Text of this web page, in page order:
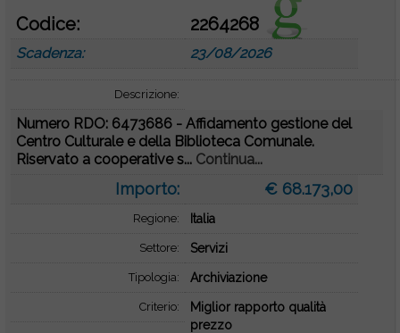
Codice: 2264268
Scadenza: 23/08/2026
Descrizione:
Numero RDO: 6473686 - Affidamento gestione del
Centro Culturale e della Biblioteca Comunale.
Riservato a cooperative s... Continua...
Importo: € 68.173,00
Regione: Italia
Settore: Servizi
Tipologia: Archiviazione
Criterio:
Miglior rapporto qualità
prezzo